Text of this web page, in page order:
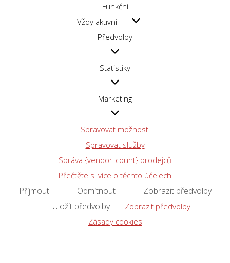
Funkční
Funkční
Vždy aktivní
Předvolby
Předvolby
Statistiky
Statistiky
Marketing
Marketing
Spravovat možnosti
Spravovat služby
Správa {vendor_count} prodejců
Přečtěte si více o těchto účelech
Příjmout Odmítnout
Zobrazit předvolby
Uložit předvolby
Zobrazit předvolby
Zásady cookies